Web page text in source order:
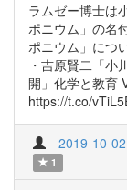
ラムゼー博士は
ポニウム」の名
ポニウム」につ
・吉原賢二「小
開」化学と教育
https://t.co/
2019-10-
1